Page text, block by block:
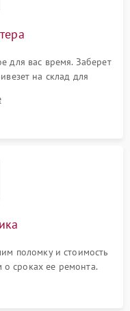
для вас время. Заберет
на склад для
поломку и стоимость
сроках ее ремонта.